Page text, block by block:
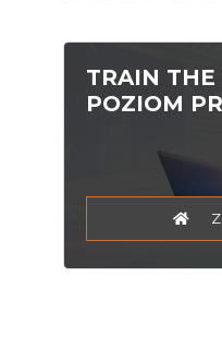
TRAIN
POZIOM